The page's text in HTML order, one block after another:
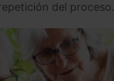
del proceso.